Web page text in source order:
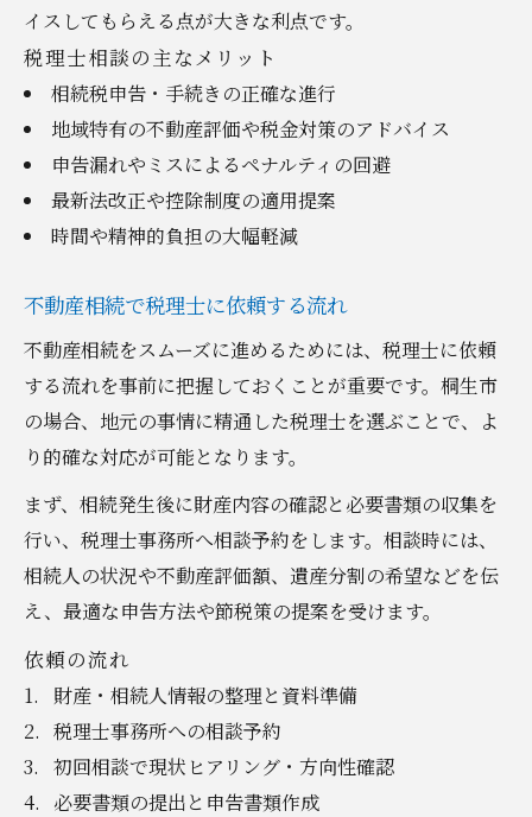
イスしてもらえる点が大きな利点です。
税理士相談の主なメリット
相続税申告・手続きの正確な進行
地域特有の不動産評価や税金対策のアドバイス
申告漏れやミスによるペナルティの回避
最新法改正や控除制度の適用提案
時間や精神的負担の大幅軽減
不動産相続で税理士に依頼する流れ
不動産相続をスムーズに進めるためには、税理士に依頼
する流れを事前に把握しておくことが重要です。桐生市
の場合、地元の事情に精通した税理士を選ぶことで、よ
り的確な対応が可能となります。
まず、相続発生後に財産内容の確認と必要書類の収集を
行い、税理士事務所へ相談予約をします。相談時には、
相続人の状況や不動産評価額、遺産分割の希望などを伝
え、最適な申告方法や節税策の提案を受けます。
依頼の流れ
財産・相続人情報の整理と資料準備
税理士事務所への相談予約
初回相談で現状ヒアリング・方向性確認
必要書類の提出と申告書類作成